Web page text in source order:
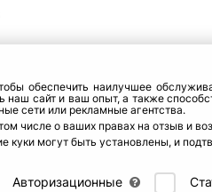
обеспечить наилучшее
наш сайт и ваш опыт, а также
сети или рекламные агентства.
числе о ваших правах на отзыв и
куки могут быть установлены, и
Авторизационные